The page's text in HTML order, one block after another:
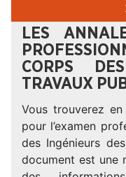
LES
CORPS
TRAVAUX
Vous trouverez
pour l’examen
des Ingénieurs
document est une